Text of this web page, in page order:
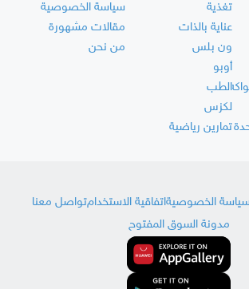
تغذية
عناية بالذات
ون بلس
أوبو
الطب
لكزس
تمارين رياضية
سياسة الخصوصية
مقالات مشهورة
من نحن
سياسة الخصوصيةاتفاقية الاستخدامتواصل معنا
مدونة السوق المفتوح